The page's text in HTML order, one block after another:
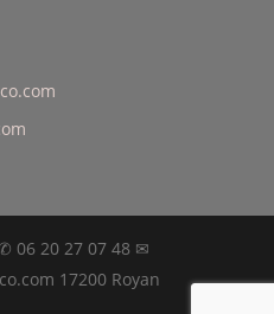
06 20 27 07 48 ✉
17200 Royan